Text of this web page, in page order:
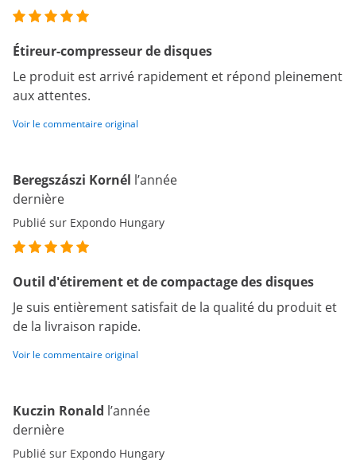
Étireur-compresseur de disques
Le produit est arrivé rapidement et répond pleinement
aux attentes.
Voir le commentaire original
Beregszászi Kornél l’année
dernière
Publié sur Expondo Hungary
Outil d'étirement et de compactage des disques
Je suis entièrement satisfait de la qualité du produit et
de la livraison rapide.
Voir le commentaire original
Kuczin Ronald l’année
dernière
Publié sur Expondo Hungary